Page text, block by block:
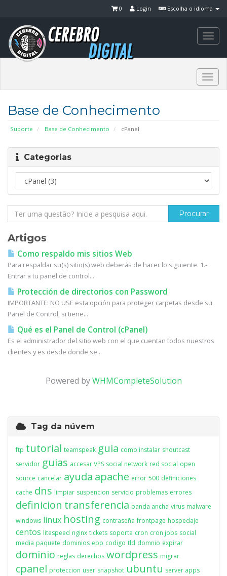
Escolha o idioma
Login
0
Base de Conhecimento
Suporte Base de Conhecimento cPanel
Categorias
Artigos
Como respaldo mis sitios Web
Para respaldar su(s) sitio(s) web deberás de hacer lo siguiente. 1.-
Entrar a tu panel de control...
Protección de directorios con Password
IMPORTANTE: NO USE esta opción para proteger carpetas desde su
Panel de Control, si tiene...
Qué es el Panel de Control (cPanel)
Es el administrador del sitio web con el que cuentan todos nuestros
clientes y es desde donde se...
Powered byWHMCompleteSolution
Tag da núvem
ftp tutorial teamspeak guia como instalar shoutcast
servidor guias accesar VPS social network red social open
source cancelar ayuda apache error 500 definiciones
cache dns limpiar suspencion servicio problemas errores
definicion transferencia banda ancha virus malware
windows linux hosting contraseña frontpage hospedaje
centos litespeed nginx tickets soporte cron cron jobs social
media paquete dominios epp codigo tld domnio expirar
dominio reglas derechos wordpress migrar
cpanel proteccion user snapshot ubuntu server apps